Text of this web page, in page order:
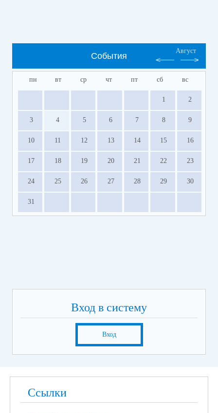
События
Август
пн вт ср чт пт сб вс
1 2
3 4 5 6 7 8 9
10 11 12 13 14 15 16
17 18 19 20 21 22 23
24 25 26 27 28 29 30
31
Вход в систему
Вход
Ссылки